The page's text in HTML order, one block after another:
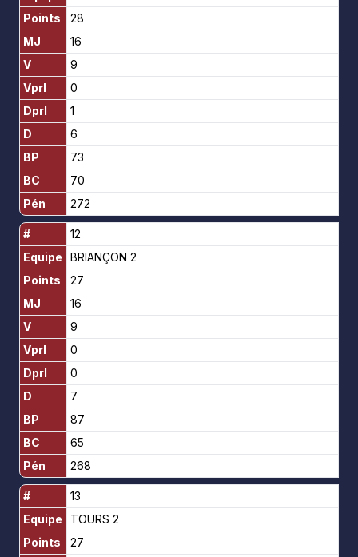
Points
MJ
V
Vprl
Dprl
D
BP
BC
Pén
#
Equipe
Points
MJ
V
Vprl
Dprl
D
BP
BC
Pén
#
Equipe
Points
28
16
9
0
1
6
73
70
272
12
BRIANÇON 2
27
16
9
0
0
7
87
65
268
13
TOURS 2
27